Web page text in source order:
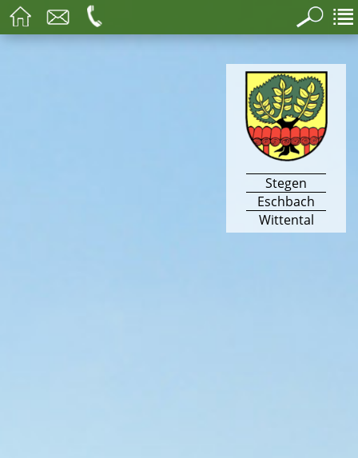
Stegen
Eschbach
Wittental